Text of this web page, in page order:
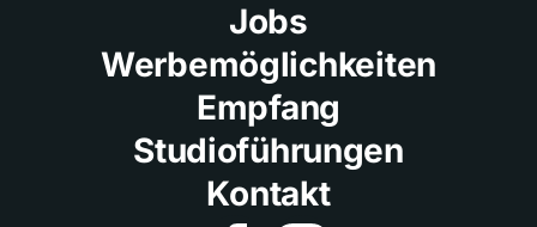
Jobs
Werbemöglichkeiten
Empfang
Studioführungen
Kontakt